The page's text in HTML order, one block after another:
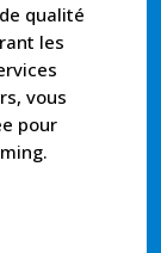
qualité
les
vous
pour